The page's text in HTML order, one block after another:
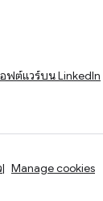
ฟต์แวร์บน LinkedIn
Manage cookies